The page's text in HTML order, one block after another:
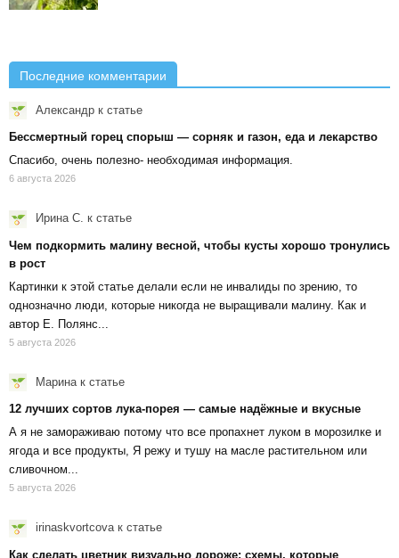
Последние комментарии
Александр к статье
Бессмертный горец спорыш — сорняк и газон, еда и лекарство
Спасибо, очень полезно- необходимая информация.
6 августа 2026
Ирина С. к статье
Чем подкормить малину весной, чтобы кусты хорошо тронулись
в рост
Картинки к этой статье делали если не инвалиды по зрению, то
однозначно люди, которые никогда не выращивали малину. Как и
автор Е. Полянс...
5 августа 2026
Марина к статье
12 лучших сортов лука-порея — самые надёжные и вкусные
А я не замораживаю потому что все пропахнет луком в морозилке и
ягода и все продукты, Я режу и тушу на масле растительном или
сливочном...
5 августа 2026
irinaskvortcovaк статье
Как сделать цветник визуально дороже: схемы, которые